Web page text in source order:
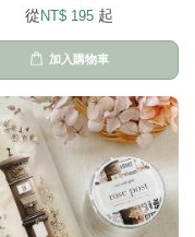
從 NT$ 195 起
加入購物車